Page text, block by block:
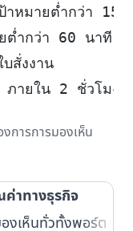
าหมายต่ำกว่า 15
ยต่ำกว่า 60 นาที
สั่งงาน
ายใน 2 ชั่วโมง
การการมองเห็น
าทางธุรกิจ
งเห็นทั่วทั้งพอร์ต